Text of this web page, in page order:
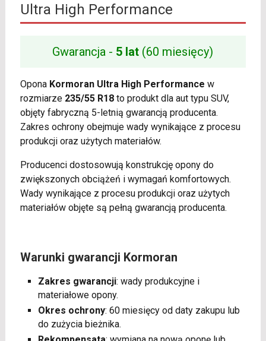
Ultra High Performance
Gwarancja - 5 lat (60 miesięcy)
Opona Kormoran Ultra High Performance w
rozmiarze 235/55 R18to produkt dla aut typu SUV,
objęty fabryczną 5-letnią gwarancją producenta.
Zakres ochrony obejmuje wady wynikające z procesu
produkcji oraz użytych materiałów.
Producenci dostosowują konstrukcję opony do
zwiększonych obciążeń i wymagań komfortowych.
Wady wynikające z procesu produkcji oraz użytych
materiałów objęte są pełną gwarancją producenta.
Warunki gwarancji Kormoran
Zakres gwarancji: wady produkcyjne i
materiałowe opony.
Okres ochrony: 60 miesięcy od daty zakupu lub
do zużycia bieżnika.